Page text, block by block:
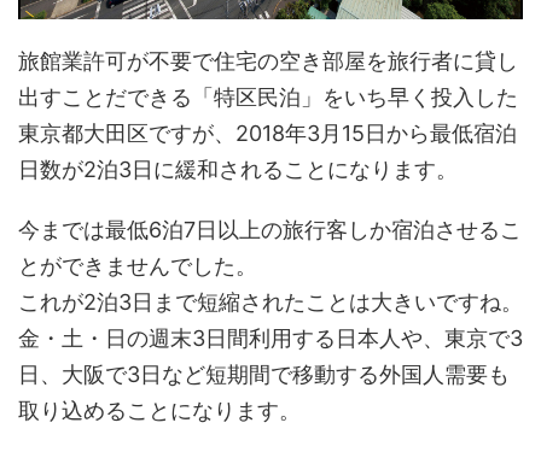
旅館業許可が不要で住宅の空き部屋を旅行者に貸し
出すことだできる「特区民泊」をいち早く投入した
東京都大田区ですが、2018年3月15日から最低宿泊
日数が2泊3日に緩和されることになります。
今までは最低6泊7日以上の旅行客しか宿泊させるこ
とができませんでした。
これが2泊3日まで短縮されたことは大きいですね。
金・土・日の週末3日間利用する日本人や、東京で3
日、大阪で3日など短期間で移動する外国人需要も
取り込めることになります。